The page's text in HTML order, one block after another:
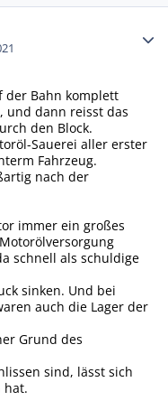
der Bahn komplett
und dann reisst das
den Block.
Sauerei aller erster
Fahrzeug.
nach der
immer ein großes
schnell als schuldige
sinken. Und bei
auch die Lager der
Grund des
sind, lässt sich
hat.